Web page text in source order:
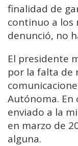
finalidad de
continuo a los
denunció, no
El presidente
por la falta de
Autónoma. En
enviado a la
en marzo de
alguna.